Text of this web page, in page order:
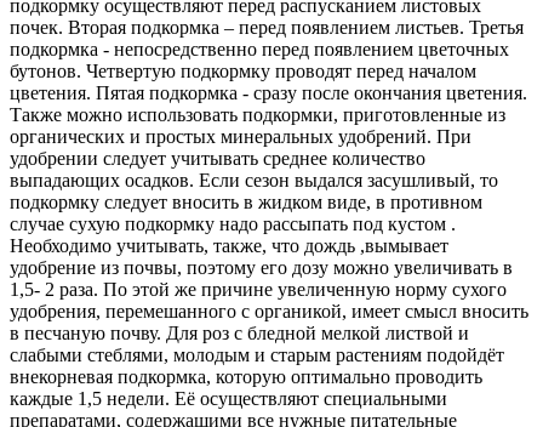
подкормку осуществляют перед распусканием листовых
почек. Вторая подкормка – перед появлением листьев. Третья
подкормка - непосредственно перед появлением цветочных
бутонов. Четвертую подкормку проводят перед началом
цветения. Пятая подкормка - сразу после окончания цветения.
Также можно использовать подкормки, приготовленные из
органических и простых минеральных удобрений. При
удобрении следует учитывать среднее количество
выпадающих осадков. Если сезон выдался засушливый, то
подкормку следует вносить в жидком виде, в противном
случае сухую подкормку надо рассыпать под кустом .
Необходимо учитывать, также, что дождь ,вымывает
удобрение из почвы, поэтому его дозу можно увеличивать в
1,5- 2 раза. По этой же причине увеличенную норму сухого
удобрения, перемешанного с органикой, имеет смысл вносить
в песчаную почву. Для роз с бледной мелкой листвой и
слабыми стеблями, молодым и старым растениям подойдёт
внекорневая подкормка, которую оптимально проводить
каждые 1,5 недели. Её осуществляют специальными
препаратами, содержащими все нужные питательные